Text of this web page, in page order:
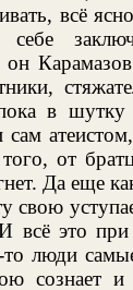
всё
в себе
пока в
сам
от
Да еще
свою
всё это при
то люди
сознает